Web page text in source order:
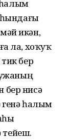
икән,
ла, хоҡуҡ
бер
бер нисә
генә һалым